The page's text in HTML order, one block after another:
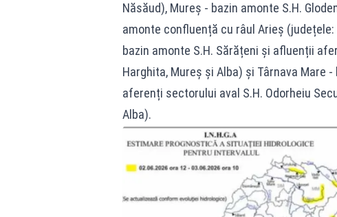
Năsăud), Mureș - bazin amonte S.H.
amonte confluență cu râul Arieș
bazin amonte S.H. Sărățeni și afluenții
Harghita, Mureș și Alba) și Târnava Mare
aferenți sectorului aval S.H. Odorheiu
Alba).